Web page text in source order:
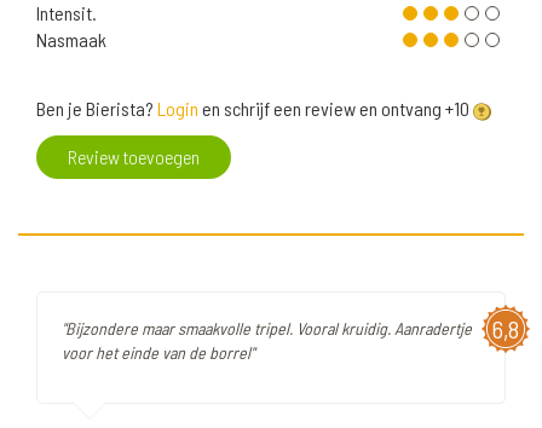
Intensit.
Nasmaak
Ben je Bierista? Login en schrijf een review en ontvang +10
Review toevoegen
6,8
"Bijzondere maar smaakvolle tripel. Vooral kruidig. Aanradertje
voor het einde van de borrel"